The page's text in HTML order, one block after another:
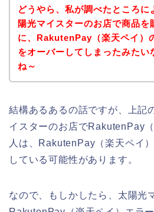
どうやら、私が調べたところに
陽光マイスターのお店で商品を
に、RakutenPay（楽天ペイ）
をオーバーしてしまったみたい
ね～
結構あるあるの話ですが、上記
イスターのお店でRakutenPay
人は、RakutenPay（楽天ペイ
している可能性があります。
なので、もしかしたら、太陽光